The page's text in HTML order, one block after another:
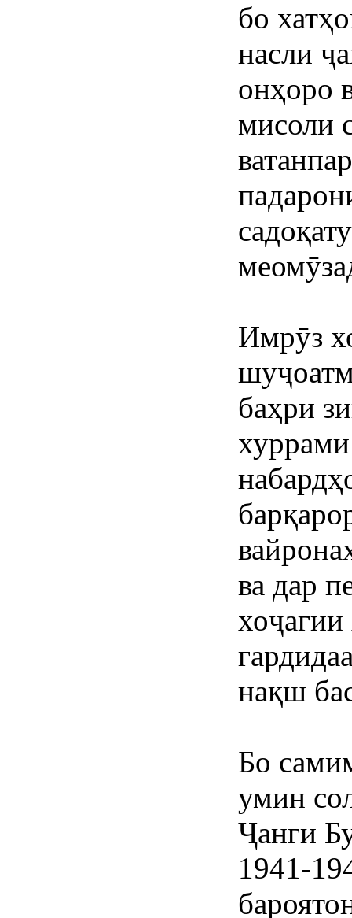
бо
насли
онҳоро
мисоли
Имрӯз
баҳри
ва дар
нақш
Бо
умин
Ҷанги
1941-